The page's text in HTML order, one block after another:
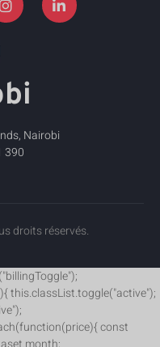
Nairobi
390
droits réservés.
this.classList.toggle("active");
const